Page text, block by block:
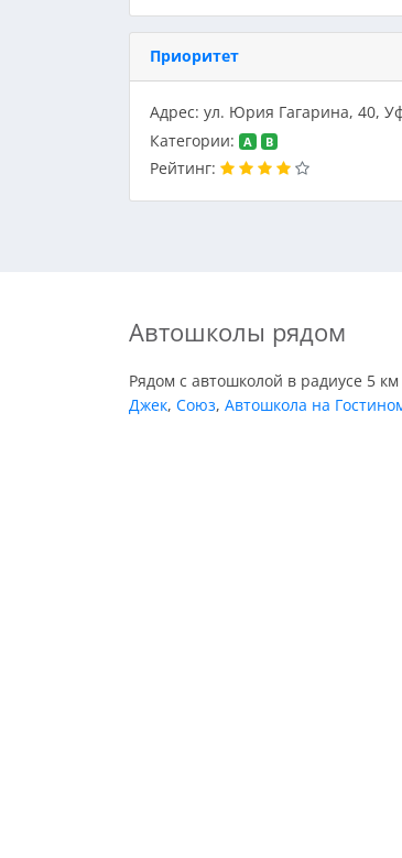
Приоритет
Адрес: ул. Юрия Гагарина, 40,
Категории:
A B
Рейтинг:
Автошколы рядом
Рядом с автошколой в радиусе 5
Джек, Союз, Автошкола на